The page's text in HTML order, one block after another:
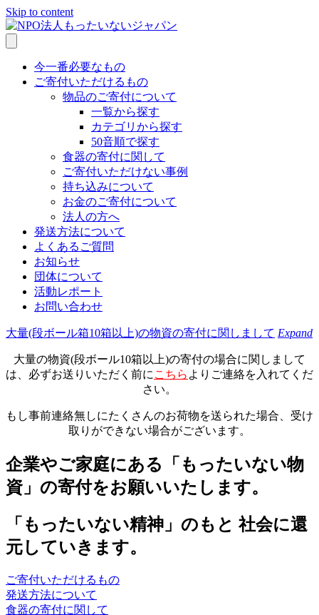
Skip to content
今一番必要なもの
ご寄付いただけるもの
物品のご寄付について
一覧から探す
カテゴリから探す
50音順で探す
食器の寄付に関して
ご寄付いただけない事例
持ち込みについて
お金のご寄付について
法人の方へ
発送方法について
よくあるご質問
お知らせ
団体について
活動レポート
お問い合わせ
大量(段ボール箱10箱以上)の物資の寄付に関しまして Expand
大量の物資(段ボール10箱以上)の寄付の場合に関しまして
は、必ずお送りいただく前に こちら よりご連絡を入れてくだ
さい。
もし事前連絡無しにたくさんのお荷物を送られた場合、受け
取りができない場合がございます。
企業やご家庭にある「もったいない物
資」の寄付をお願いいたします。
「もったいない精神」のもと 社会に還
元していきます。
ご寄付いただけるもの
発送方法について
食器の寄付に関して